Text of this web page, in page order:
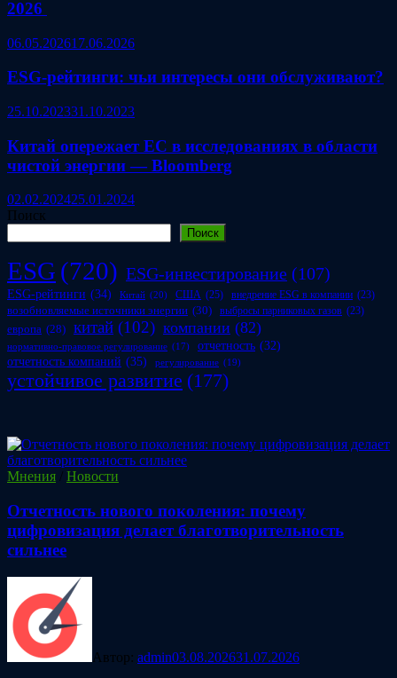
2026
06.05.202617.06.2026
ESG-рейтинги: чьи интересы они обслуживают?
25.10.202331.10.2023
Китай опережает ЕС в исследованиях в области
чистой энергии — Bloomberg
02.02.202425.01.2024
Поиск
Поиск
ESG (720) ESG-инвестирование (107)
ESG-рейтинги (34) Китай (20) США (25) внедрение ESG в компании (23)
возобновляемые источники энергии (30) выбросы парниковых газов (23)
европа (28) китай (102) компании (82)
нормативно-правовое регулирование (17) отчетность (32)
отчетность компаний (35) регулирование (19)
устойчивое развитие (177)
Мнения / Новости
Отчетность нового поколения: почему
цифровизация делает благотворительность
сильнее
Автор: admin03.08.202631.07.2026